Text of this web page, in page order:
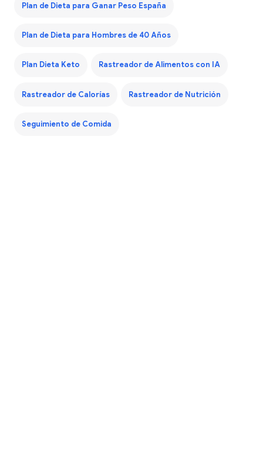
Plan de Dieta para Ganar Peso España
Plan de Dieta para Hombres de 40 Años
Plan Dieta Keto Rastreador de Alimentos con IA
Rastreador de Calorías Rastreador de Nutrición
Seguimiento de Comida